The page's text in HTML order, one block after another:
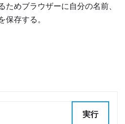
めブラウザーに自分の名前、
存する。
実行